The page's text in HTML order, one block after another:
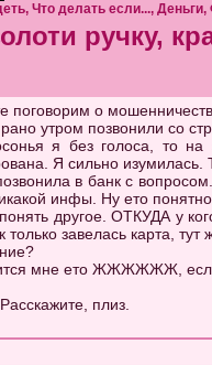
,Что делать если...,Деньги,
ручку,
поговорим о
утром позвонили со
я без голоса, то
Я сильно
в банк с
инфы. Ну ето
другое. ОТКУДА у
только завелась карта,
мне ето ЖЖЖЖЖЖ, если
плиз.